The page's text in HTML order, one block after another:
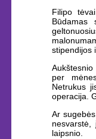
Filipo
stipendijos
per
Netrukus
operacija.
Ar
nesvarstė,
laipsnio.